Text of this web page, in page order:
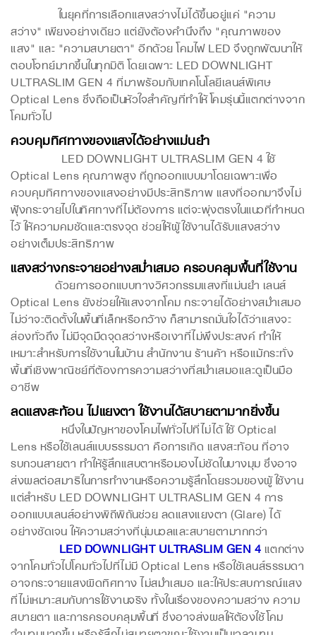
ในยุคที่การเลือกแสงสว่างไม่ได้ขึ้นอยู่แค่ "ความ
สว่าง" เพียงอย่างเดียว แต่ยังต้องคำนึงถึง "คุณภาพของ
แสง" และ "ความสบายตา" อีกด้วย โคมไฟ LED จึงถูกพัฒนาให้
ตอบโจทย์มากขึ้นในทุกมิติ โดยเฉพาะ LED DOWNLIGHT
ULTRASLIM GEN 4 ที่มาพร้อมกับเทคโนโลยีเลนส์พิเศษ
Optical Lens ซึ่งถือเป็นหัวใจสำคัญที่ทำให้โคมรุ่นนี้แตกต่างจาก
โคมทั่วไป
ควบคุมทิศทางของแสงได้อย่างแม่นยำ
LED DOWNLIGHT ULTRASLIM GEN 4 ใช้
Optical Lens คุณภาพสูง ที่ถูกออกแบบมาโดยเฉพาะเพื่อ
ควบคุมทิศทางของแสงอย่างมีประสิทธิภาพ แสงที่ออกมาจึงไม่
ฟุ้งกระจายไปในทิศทางที่ไม่ต้องการ แต่จะพุ่งตรงในแนวที่กำหนด
ไว้ ให้ความคมชัดและตรงจุด ช่วยให้ผู้ใช้งานได้รับแสงสว่าง
อย่างเต็มประสิทธิภาพ
แสงสว่างกระจายอย่างสม่ำเสมอ ครอบคลุมพื้นที่ใช้งาน
ด้วยการออกแบบทางวิศวกรรมแสงที่แม่นยำ เลนส์
Optical Lens ยังช่วยให้แสงจากโคม กระจายได้อย่างสม่ำเสมอ
ไม่ว่าจะติดตั้งในพื้นที่เล็กหรือกว้าง ก็สามารถมั่นใจได้ว่าแสงจะ
ส่องทั่วถึง ไม่มีจุดมืดจุดสว่างหรือเงาที่ไม่พึงประสงค์ ทำให้
เหมาะสำหรับการใช้งานในบ้าน สำนักงาน ร้านค้า หรือแม้กระทั่ง
พื้นที่เชิงพาณิชย์ที่ต้องการความสว่างที่สม่ำเสมอและดูเป็นมือ
อาชีพ
ลดแสงสะท้อน ไม่แยงตา ใช้งานได้สบายตามากยิ่งขึ้น
หนึ่งในปัญหาของโคมไฟทั่วไปที่ไม่ได้ใช้ Optical
Lens หรือใช้เลนส์แบบธรรมดา คือการเกิด แสงสะท้อน ที่อาจ
รบกวนสายตา ทำให้รู้สึกแสบตาหรือมองไม่ชัดในบางมุม ซึ่งอาจ
ส่งผลต่อสมาธิในการทำงานหรือความรู้สึกโดยรวมของผู้ใช้งาน
แต่สำหรับ LED DOWNLIGHT ULTRASLIM GEN 4 การ
ออกแบบเลนส์อย่างพิถีพิถันช่วย ลดแสงแยงตา (Glare) ได้
อย่างชัดเจน ให้ความสว่างที่นุ่มนวลและสบายตามากกว่า
LED DOWNLIGHT ULTRASLIM GEN 4แตกต่าง
จากโคมทั่วไปโคมทั่วไปที่ไม่มี Optical Lens หรือใช้เลนส์ธรรมดา
อาจกระจายแสงผิดทิศทาง ไม่สม่ำเสมอ และให้ประสบการณ์แสง
ที่ไม่เหมาะสมกับการใช้งานจริง ทั้งในเรื่องของความสว่าง ความ
สบายตา และการครอบคลุมพื้นที่ ซึ่งอาจส่งผลให้ต้องใช้โคม